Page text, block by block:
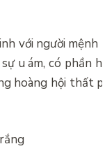
với người mệnh
u ám, có phần
hoàng hội thất